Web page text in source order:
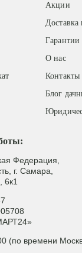
Федерация,
г. Самара,
6к1
(по времени
Акции
Доставка
Гарантии
О нас
Контакты
Блог